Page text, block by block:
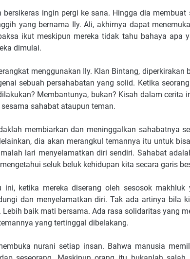
bersikeras ingin pergi ke sana. Hingga dia
yang bernama Ily. Ali, akhirnya dapat
ikut meskipun mereka tidak tahu bahaya apa
dimulai.
menggunakan Ily. Klan Bintang, diperkirakan
sebuah persahabatan yang solid. Ketika
Membantunya, bukan? Kisah dalam cerita
sahabat ataupun teman.
membiarkan dan meninggalkan sahabatnya
dia akan merangkul temannya itu untuk
lari menyelamatkan diri sendiri. Sahabat
seluk beluk kehidupan kita secara garis
ini, ketika mereka diserang oleh sesosok makhluk
dan menyelamatkan diri. Tak ada artinya bila
Lebih baik mati bersama. Ada rasa solidaritas yang
yang tertinggal dibelakang.
nurani setiap insan. Bahwa manusia